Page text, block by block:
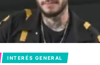
INTERÉS GENERAL